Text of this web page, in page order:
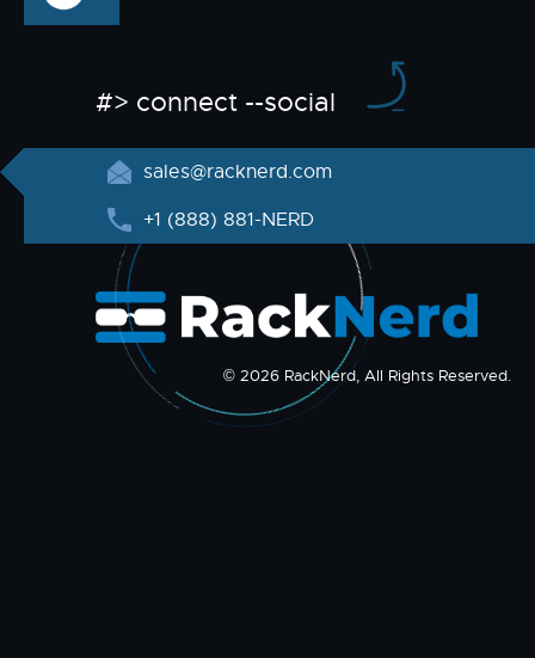
#> connect --social
sales@racknerd.com
+1 (888) 881-NERD
© 2026 RackNerd, All Rights Reserved.